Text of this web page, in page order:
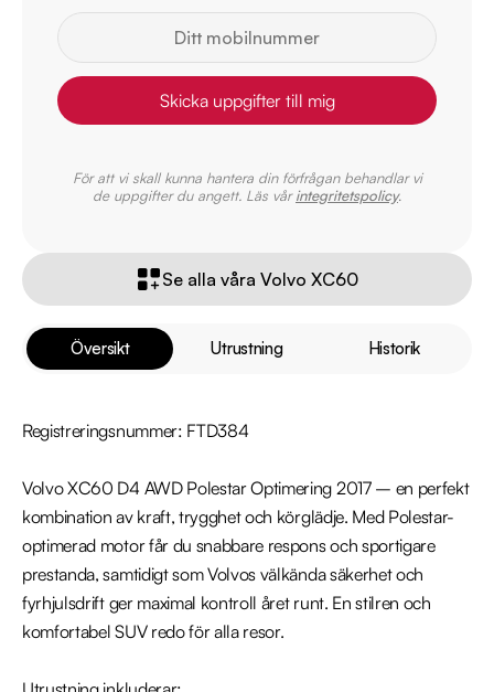
Översikt Utrustning Historik
Registreringsnummer: FTD384
Volvo XC60 D4 AWD Polestar Optimering 2017 – en perfekt
kombination av kraft, trygghet och körglädje. Med Polestar-
optimerad motor får du snabbare respons och sportigare
prestanda, samtidigt som Volvos välkända säkerhet och
fyrhjulsdrift ger maximal kontroll året runt. En stilren och
komfortabel SUV redo för alla resor.
Skicka uppgifter till mig
För att vi skall kunna hantera din förfrågan behandlar vi
de uppgifter du angett. Läs vårintegritetspolicy.
Se alla våra Volvo XC60